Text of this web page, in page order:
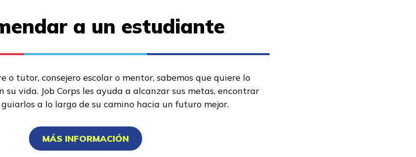
a un estudiante
o tutor, consejero escolar o mentor, sabemos que quiere lo
su vida. Job Corps les ayuda a alcanzar sus metas, encontrar
a lo largo de su camino hacia un futuro mejor.
MÁS INFORMACIÓN